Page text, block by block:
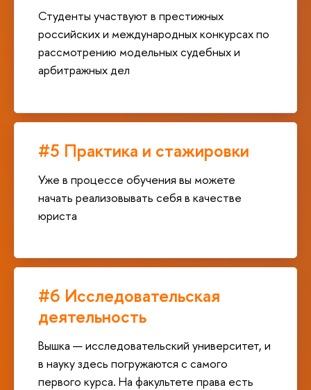
Студенты участвуют в престижных
российских и международных конкурсах по
рассмотрению модельных судебных и
арбитражных дел
#5 Практика и стажировки
Уже в процессе обучения вы можете
начать реализовывать себя в качестве
юриста
#6 Исследовательская
деятельность
Вышка — исследовательский университет, и
в науку здесь погружаются с самого
первого курса. На факультете права есть